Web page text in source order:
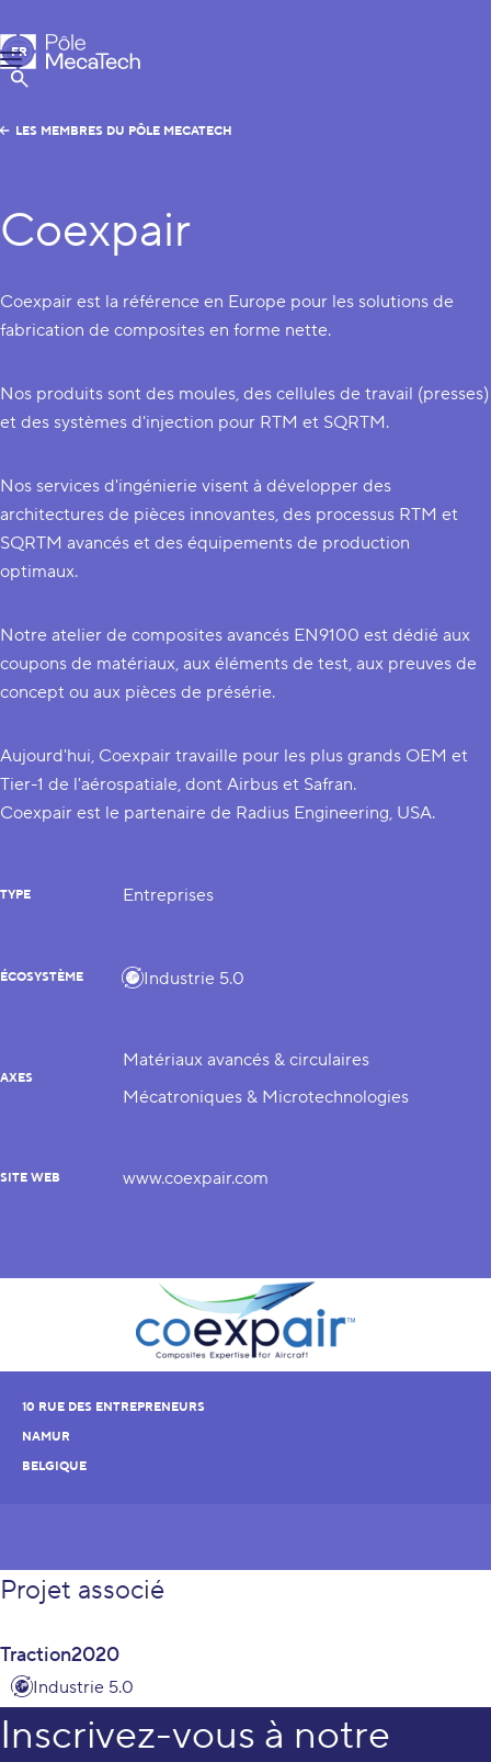
Pôle MecaTech
Menu
Afficher la Recherche
FR
EN
LES MEMBRES DU PÔLE MECATECH
Coexpair
Coexpair est la référence en Europe pour les solutions de
fabrication de composites en forme nette.
Nos produits sont des moules, des cellules de travail (presses)
et des systèmes d'injection pour RTM et SQRTM.
Nos services d'ingénierie visent à développer des
architectures de pièces innovantes, des processus RTM et
SQRTM avancés et des équipements de production
optimaux.
Notre atelier de composites avancés EN9100 est dédié aux
coupons de matériaux, aux éléments de test, aux preuves de
concept ou aux pièces de présérie.
Aujourd'hui, Coexpair travaille pour les plus grands OEM et
Tier-1 de l'aérospatiale, dont Airbus et Safran.
Coexpair est le partenaire de Radius Engineering, USA.
TYPE Entreprises
ÉCOSYSTÈME Industrie 5.0
AXES
Matériaux avancés & circulaires
Mécatroniques & Microtechnologies
SITE WEB www.coexpair.com
10 RUE DES ENTREPRENEURS
NAMUR
BELGIQUE
Projet associé
Traction2020
Industrie 5.0
Inscrivez-vous à notre